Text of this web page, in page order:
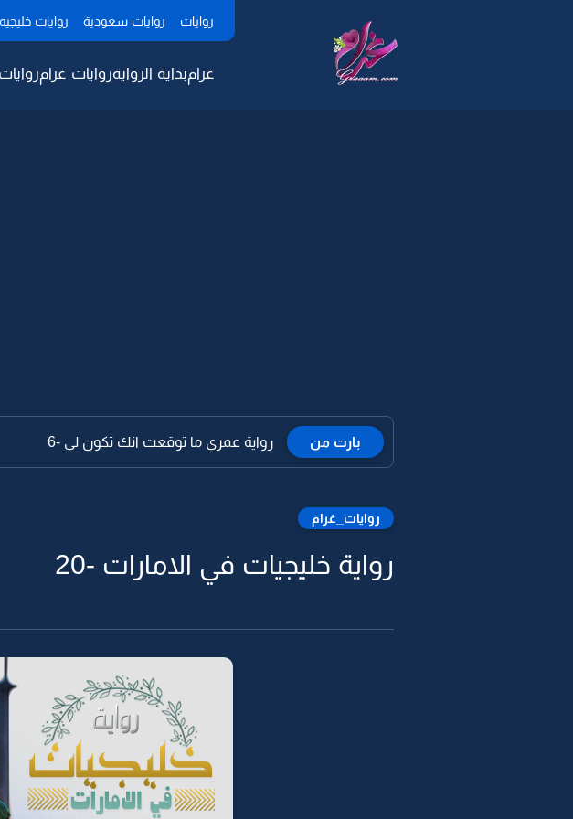
روايات روايات سعودية روايات خليجيه
غرامبداية الروايةروايات غرام
بارت من رواية عمري ما توقعت انك تكون لي -6
روايات_غرام
رواية خليجيات في الامارات -20